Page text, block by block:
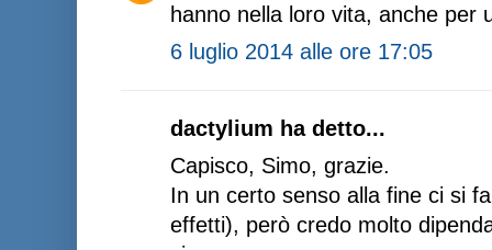
hanno nella loro vita, anche per
6 luglio 2014 alle ore 17:05
dactylium ha detto...
Capisco, Simo, grazie.
In un certo senso alla fine ci si
effetti), però credo molto